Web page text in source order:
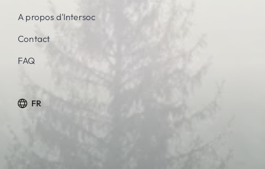
A propos d'Intersoc
Contact
FAQ
FR